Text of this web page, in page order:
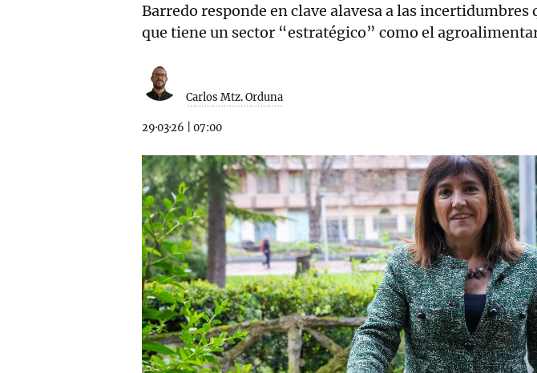
Barredo responde en clave alavesa a las
que tiene un sector “estratégico” como el
Carlos Mtz. Orduna
29·03·26 07:00